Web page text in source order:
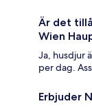
Är det
Wien
Ja, husdjur
per dag.
Erbjuder